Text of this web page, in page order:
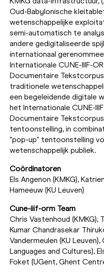
Oud-Babylonische
wetenschappelijke
semi-automatisch te
andere gedigitaliseerde
internationaal
Internationale CUNE-IIIF-
Documentaire
traditionele
een begeleidende digitale
het Internationale CUNE-
Documentaire
tentoonstelling, in
"pop-up" tentoonstelling
wetenschappelijk publiek.
Coördinatoren
Els Angenon (KMKG),
Hameeuw (KU Leuven)
Cune-iiif-orm Team
Chris Vastenhoud (KMKG),
Kumar Chandrasekar
Vandermeulen (KU
Languages and Cultures),
Foket (UGent, Ghent